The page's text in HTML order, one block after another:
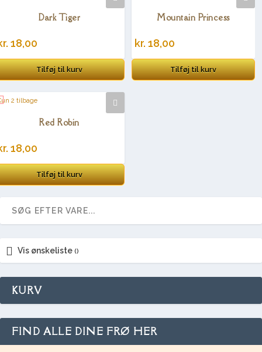
Dark Tiger
18,00
Tilføj til kurv
Mountain Princess
kr. 18,00
Tilføj til kurv
2 tilbage
Red Robin
18,00
Tilføj til kurv
Vis ønskeliste
KURV
FIND ALLE DINE FRØ HER